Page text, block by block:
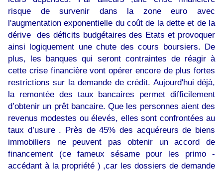
risque de survenir dans la zone euro avec
l'augmentation exponentielle du coût de la dette et de la
dérive des déficits budgétaires des Etats et provoquer
ainsi logiquement une chute des cours boursiers. De
plus, les banques qui seront contraintes de réagir à
cette crise financière vont opérer encore de plus fortes
restrictions sur la demande de crédit. Aujourd'hui déjà,
la remontée des taux bancaires permet difficilement
d’obtenir un prêt bancaire. Que les personnes aient des
revenus modestes ou élevés, elles sont confrontées au
taux d’usure . Près de 45% des acquéreurs de biens
immobiliers ne peuvent pas obtenir un accord de
financement (ce fameux sésame pour les primo -
accédant à la propriété ) ,car les dossiers de demande